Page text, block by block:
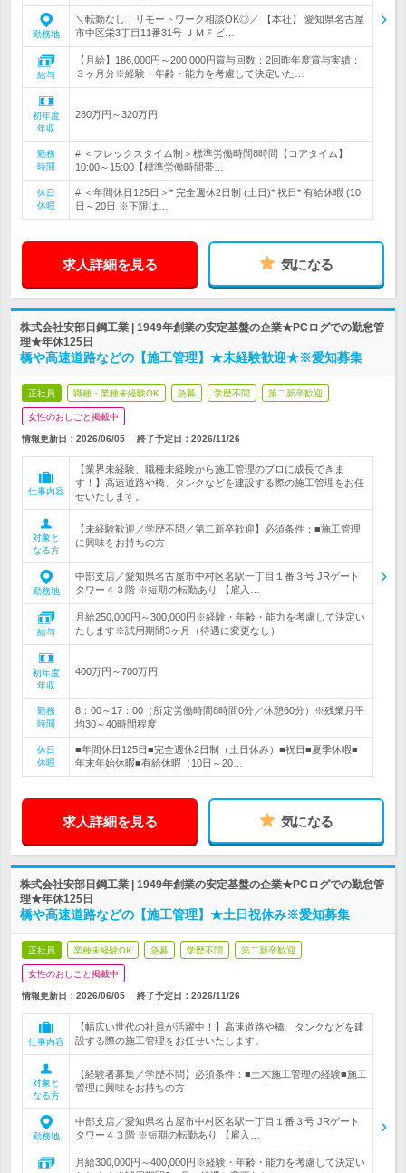
勤務地
＼転勤なし！リモートワーク相談OK◎／ 【本社】 愛知県名古屋
市中区栄3丁目11番31号 ＪＭＦビ…
給与
【月給】186,000円～200,000円賞与回数：2回昨年度賞与実績：
３ヶ月分※経験・年齢・能力を考慮して決定いた…
初年度
年収
280万円～320万円
勤務
時間
# ＜フレックスタイム制＞標準労働時間8時間【コアタイム】
10:00～15:00【標準労働時間帯…
休日
休暇
# ＜年間休日125日＞* 完全週休2日制 (土日)* 祝日* 有給休暇 (10
日～20日 ※下限は…
求人詳細を見る 気になる
株式会社安部日鋼工業 | 1949年創業の安定基盤の企業★PCログでの勤怠管
理★年休125日
橋や高速道路などの【施工管理】★未経験歓迎★※愛知募集
正社員 職種・業種未経験OK 急募 学歴不問 第二新卒歓迎
女性のおしごと掲載中
情報更新日：2026/06/05 終了予定日： 2026/11/26
仕事内容
【業界未経験、職種未経験から施工管理のプロに成長できま
す！】高速道路や橋、タンクなどを建設する際の施工管理をお任
せいたします。
対象と
なる方
【未経験歓迎／学歴不問／第二新卒歓迎】必須条件：■施工管理
に興味をお持ちの方
勤務地
中部支店／愛知県名古屋市中村区名駅一丁目１番３号 JRゲート
タワー４３階 ※短期の転勤あり 【雇入…
給与
月給250,000円～300,000円※経験・年齢・能力を考慮して決定い
たします※試用期間3ヶ月（待遇に変更なし）
初年度
年収
400万円～700万円
勤務
時間
8：00～17：00（所定労働時間8時間0分／休憩60分）※残業月平
均30～40時間程度
休日
休暇
■年間休日125日■完全週休2日制（土日休み）■祝日■夏季休暇■
年末年始休暇■有給休暇（10日～20…
求人詳細を見る 気になる
株式会社安部日鋼工業 | 1949年創業の安定基盤の企業★PCログでの勤怠管
理★年休125日
橋や高速道路などの【施工管理】★土日祝休み※愛知募集
正社員 業種未経験OK 急募 学歴不問 第二新卒歓迎
女性のおしごと掲載中
情報更新日：2026/06/05 終了予定日： 2026/11/26
仕事内容
【幅広い世代の社員が活躍中！】高速道路や橋、タンクなどを建
設する際の施工管理をお任せいたします。
対象と
なる方
【経験者募集／学歴不問】必須条件：■土木施工管理の経験■施工
管理に興味をお持ちの方
勤務地
中部支店／愛知県名古屋市中村区名駅一丁目１番３号 JRゲート
タワー４３階 ※短期の転勤あり 【雇入…
月給300,000円～400,000円※経験・年齢・能力を考慮して決定い